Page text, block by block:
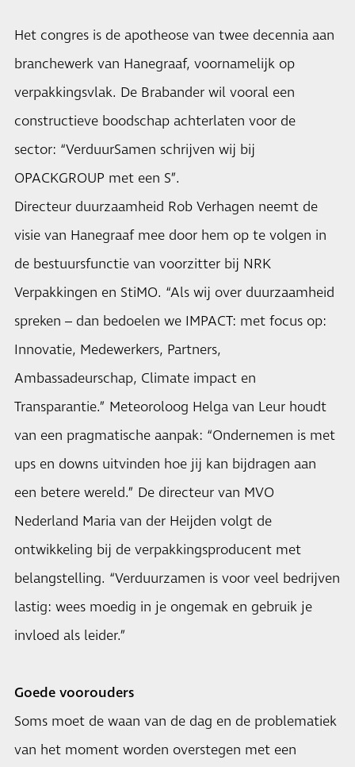
Het congres is de apotheose van twee decennia aan
branchewerk van Hanegraaf, voornamelijk op
verpakkingsvlak. De Brabander wil vooral een
constructieve boodschap achterlaten voor de
sector: “VerduurSamen schrijven wij bij
OPACKGROUP met een S”.
Directeur duurzaamheid Rob Verhagen neemt de
visie van Hanegraaf mee door hem op te volgen in
de bestuursfunctie van voorzitter bij NRK
Verpakkingen en StiMO. “Als wij over duurzaamheid
spreken – dan bedoelen we IMPACT: met focus op:
Innovatie, Medewerkers, Partners,
Ambassadeurschap, Climate impact en
Transparantie.” Meteoroloog Helga van Leur houdt
van een pragmatische aanpak: “Ondernemen is met
ups en downs uitvinden hoe jij kan bijdragen aan
een betere wereld.” De directeur van MVO
Nederland Maria van der Heijden volgt de
ontwikkeling bij de verpakkingsproducent met
belangstelling. “Verduurzamen is voor veel bedrijven
lastig: wees moedig in je ongemak en gebruik je
invloed als leider.”
Goede voorouders
Soms moet de waan van de dag en de problematiek
van het moment worden overstegen met een